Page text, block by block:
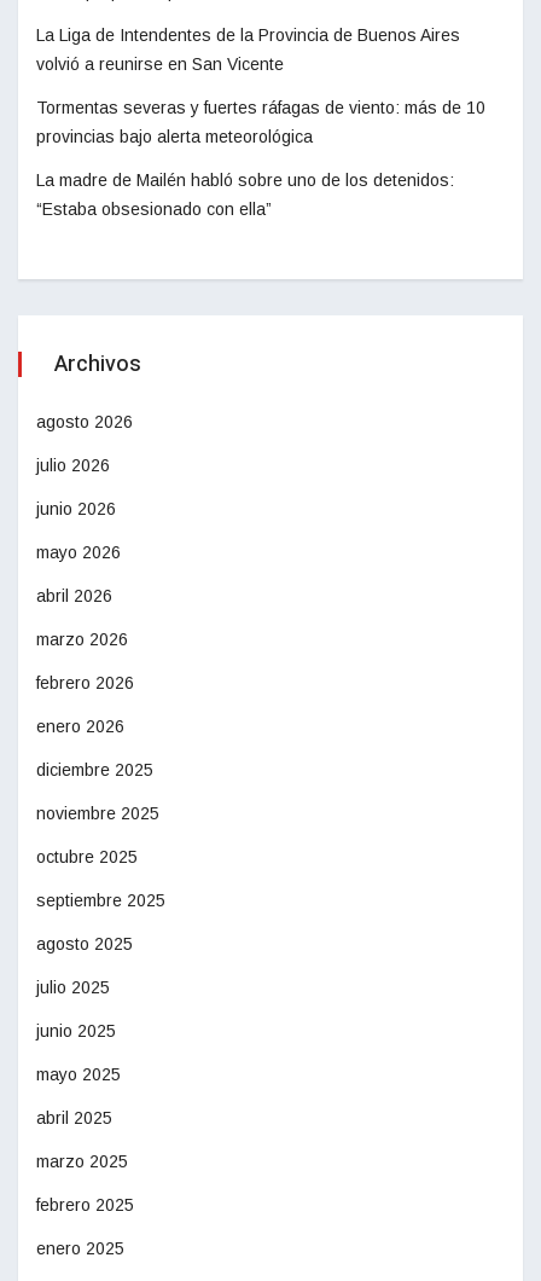
La Liga de Intendentes de la Provincia de Buenos Aires
volvió a reunirse en San Vicente
Tormentas severas y fuertes ráfagas de viento: más de 10
provincias bajo alerta meteorológica
La madre de Mailén habló sobre uno de los detenidos:
“Estaba obsesionado con ella”
Archivos
agosto 2026
julio 2026
junio 2026
mayo 2026
abril 2026
marzo 2026
febrero 2026
enero 2026
diciembre 2025
noviembre 2025
octubre 2025
septiembre 2025
agosto 2025
julio 2025
junio 2025
mayo 2025
abril 2025
marzo 2025
febrero 2025
enero 2025